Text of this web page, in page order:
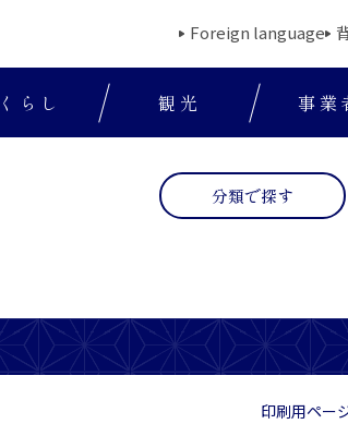
Foreign language
くらし 観光 事業
分類で探す
印刷用ペー